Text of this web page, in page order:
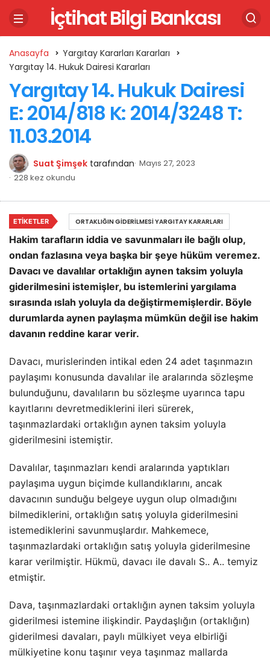
İçtihat Bilgi Bankası
Anasayfa
Yargıtay Kararları Kararları
Yargıtay 14. Hukuk Dairesi Kararları
Yargıtay 14. Hukuk Dairesi
E: 2014/818 K: 2014/3248 T:
11.03.2014
Suat Şimşek tarafından Mayıs 27, 2023
228 kez okundu
Hakim tarafların iddia ve savunmaları ile bağlı olup,
ondan fazlasına veya başka bir şeye hüküm veremez.
Davacı ve davalılar ortaklığın aynen taksim yoluyla
giderilmesini istemişler, bu istemlerini yargılama
sırasında ıslah yoluyla da değiştirmemişlerdir. Böyle
durumlarda aynen paylaşma mümkün değil ise hakim
davanın reddine karar verir.
Davacı, murislerinden intikal eden 24 adet taşınmazın
paylaşımı konusunda davalılar ile aralarında sözleşme
bulunduğunu, davalıların bu sözleşme uyarınca tapu
kayıtlarını devretmediklerini ileri sürerek,
taşınmazlardaki ortaklığın aynen taksim yoluyla
giderilmesini istemiştir.
Davalılar, taşınmazları kendi aralarında yaptıkları
paylaşıma uygun biçimde kullandıklarını, ancak
davacının sunduğu belgeye uygun olup olmadığını
bilmediklerini, ortaklığın satış yoluyla giderilmesini
istemediklerini savunmuşlardır. Mahkemece,
taşınmazlardaki ortaklığın satış yoluyla giderilmesine
karar verilmiştir. Hükmü, davacı ile davalı S.. A.. temyiz
etmiştir.
Dava, taşınmazlardaki ortaklığın aynen taksim yoluyla
giderilmesi istemine ilişkindir. Paydaşlığın (ortaklığın)
giderilmesi davaları, paylı mülkiyet veya elbirliği
mülkiyetine konu taşınır veya taşınmaz mallarda
ETIKETLER ORTAKLIĞIN GIDERILMESI YARGITAY KARARLARI